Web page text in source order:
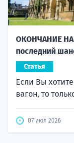
ОКОНЧАНИЕ
последний
Статья
Если Вы
вагон, то
07 июл 2026